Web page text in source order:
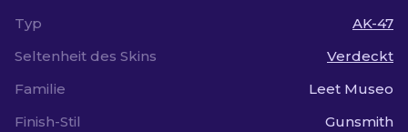
Typ
AK-47
Seltenheit des Skins
Verdeckt
Familie
Leet Museo
Finish-Stil
Gunsmith